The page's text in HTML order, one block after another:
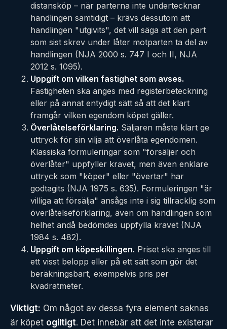
distansköp – när parterna inte undertecknar
handlingen samtidigt – krävs dessutom att
handlingen "utgivits", det vill säga att den part
som sist skrev under låter motparten ta del av
handlingen (NJA 2000 s. 747 I och II, NJA
2012 s. 1095).
Uppgift om vilken fastighet som avses.
Fastigheten ska anges med registerbeteckning
eller på annat entydigt sätt så att det klart
framgår vilken egendom köpet gäller.
Överlåtelseförklaring. Säljaren måste klart ge
uttryck för sin vilja att överlåta egendomen.
Klassiska formuleringar som "försäljer och
överlåter" uppfyller kravet, men även enklare
uttryck som "köper" eller "övertar" har
godtagits (NJA 1975 s. 635). Formuleringen "är
villiga att försälja" ansågs inte i sig tillräcklig som
överlåtelseförklaring, även om handlingen som
helhet ändå bedömdes uppfylla kravet (NJA
1984 s. 482).
Uppgift om köpeskillingen. Priset ska anges till
ett visst belopp eller på ett sätt som gör det
beräkningsbart, exempelvis pris per
kvadratmeter.
Viktigt: Om något av dessa fyra element saknas
är köpet ogiltigt. Det innebär att det inte existerar